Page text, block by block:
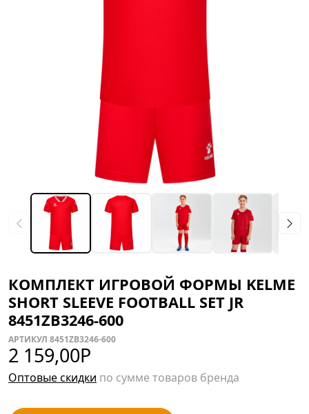
КОМПЛЕКТ ИГРОВОЙ ФОРМЫ KELME
SHORT SLEEVE FOOTBALL SET JR
8451ZB3246-600
АРТИКУЛ 8451ZB3246-600
2 159,00Р
Оптовые скидки по сумме товаров бренда